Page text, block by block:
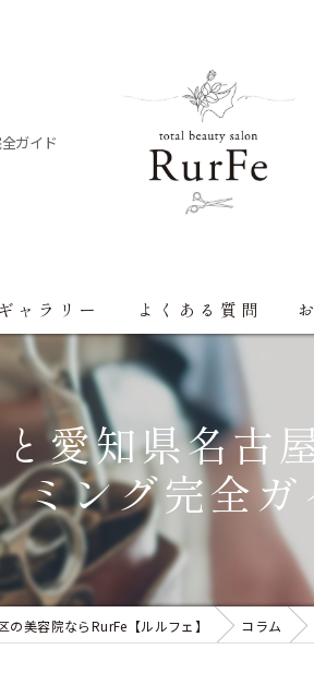
ガイド
ギャラリー よくある質問
愛知県名古
ミング完全ガ
の美容院ならRurFe【ルルフェ】 コラム